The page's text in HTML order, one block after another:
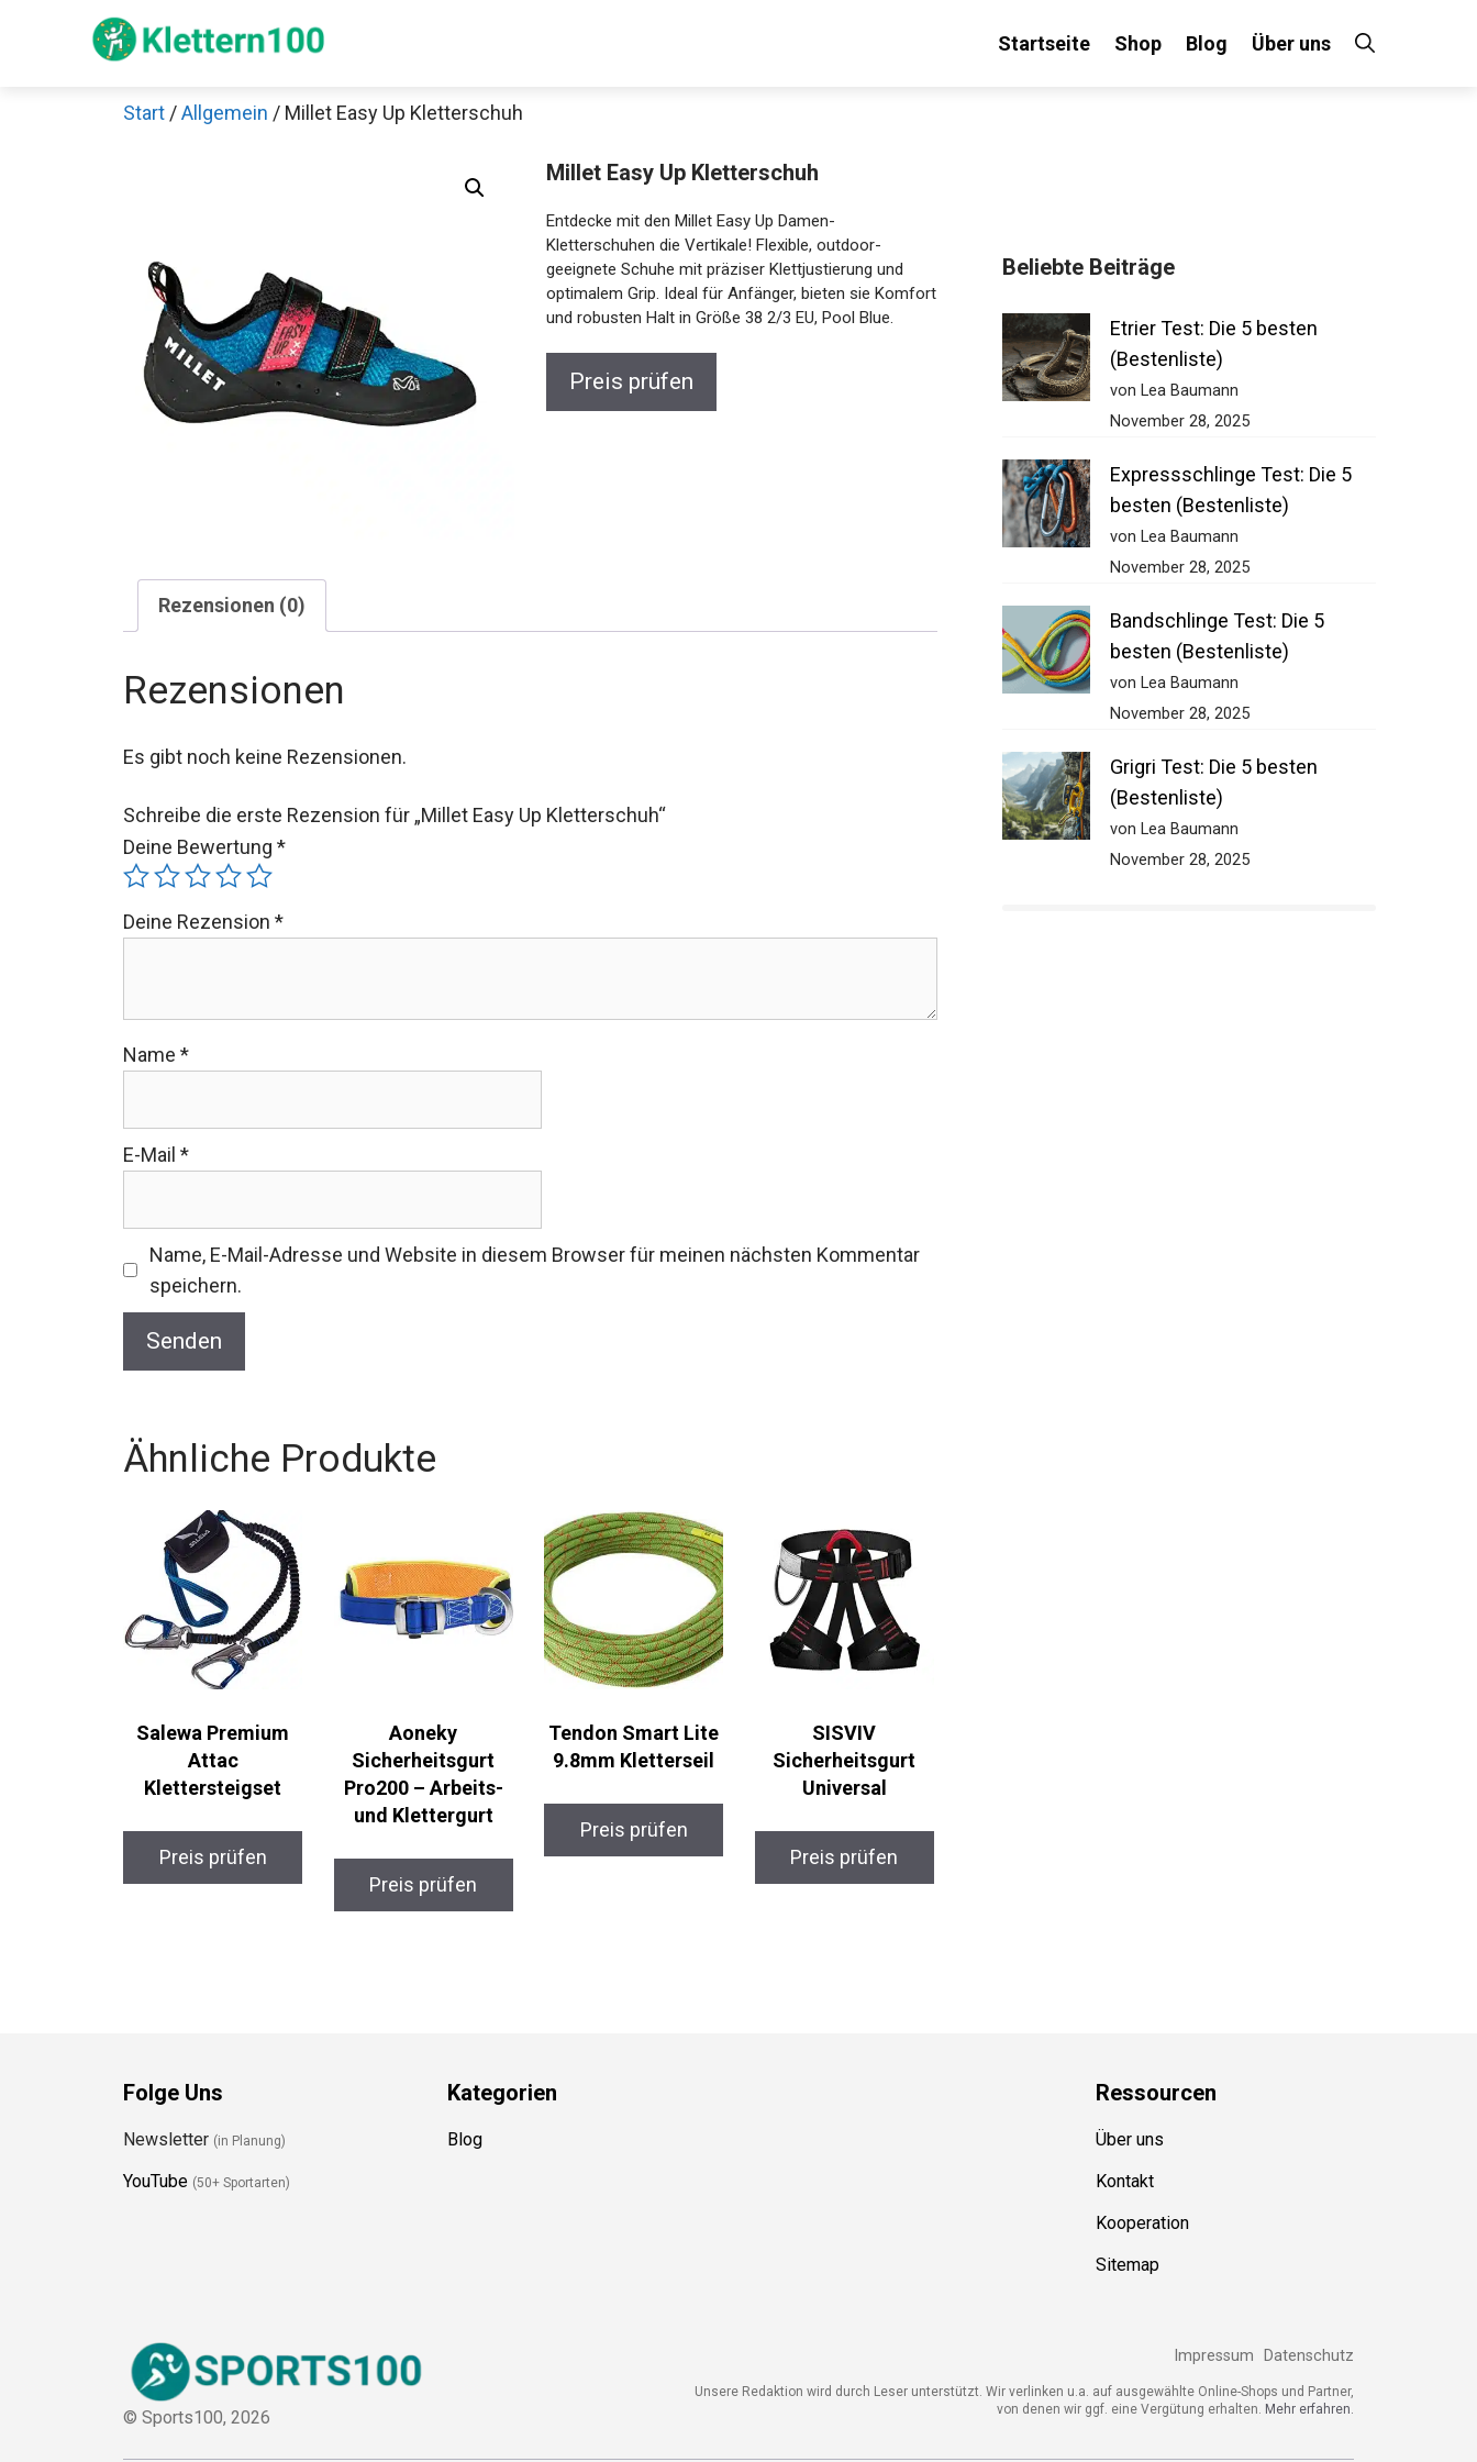
Startseite Shop Blog Über uns
Start /Allgemein / Millet Easy Up Kletterschuh
Millet Easy Up Kletterschuh
Entdecke mit den Millet Easy Up Damen-
Kletterschuhen die Vertikale! Flexible, outdoor-
geeignete Schuhe mit präziser Klettjustierung und
optimalem Grip. Ideal für Anfänger, bieten sie Komfort
und robusten Halt in Größe 38 2/3 EU, Pool Blue.
Preis prüfen
Rezensionen (0)
Rezensionen
Es gibt noch keine Rezensionen.
Schreibe die erste Rezension für „Millet Easy Up Kletterschuh“
Deine Bewertung *
Deine Rezension *
Name *
E-Mail *
Name, E-Mail-Adresse und Website in diesem Browser für meinen nächsten Kommentar
speichern.
Ähnliche Produkte
Salewa Premium
Attac
Klettersteigset
Preis prüfen
Aoneky
Sicherheitsgurt
Pro200 – Arbeits-
und Klettergurt
Preis prüfen
Tendon Smart Lite
9.8mm Kletterseil
Preis prüfen
SISVIV
Sicherheitsgurt
Universal
Preis prüfen
Beliebte Beiträge
Etrier Test: Die 5 besten
(Bestenliste)
von Lea Baumann
November 28, 2025
Expressschlinge Test: Die 5
besten (Bestenliste)
von Lea Baumann
November 28, 2025
Bandschlinge Test: Die 5
besten (Bestenliste)
von Lea Baumann
November 28, 2025
Grigri Test: Die 5 besten
(Bestenliste)
von Lea Baumann
November 28, 2025
Folge Uns
Newsletter (in Planung)
YouTube (50+ Sportarten)
Kategorien
Blog
Ressourcen
Über uns
Kontakt
Kooperation
Sitemap
© Sports100, 2026
Impressum Datenschutz
Unsere Redaktion wird durch Leser unterstützt. Wir verlinken u.a. auf ausgewählte Online-Shops und Partner,
von denen wir ggf. eine Vergütung erhalten. Mehr erfahren.